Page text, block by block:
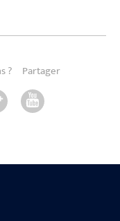
? Partager